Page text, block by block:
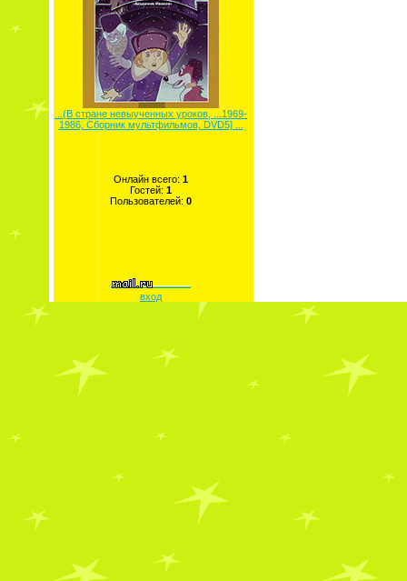
...(В стране невыученных уроков, ...1969-
1986, Сборник мультфильмов, DVD5] ...
Онлайн всего: 1
Гостей: 1
Пользователей: 0
вход